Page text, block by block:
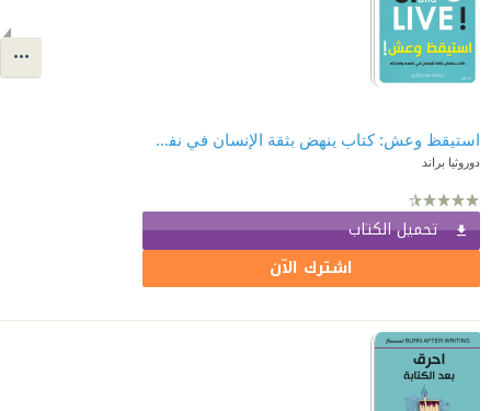
استيقظ وعش: كتاب ينهض بثقة الإنسان في نفسه وقدراته
دوروثيا براند
تحميل الكتاب
اشترك الآن